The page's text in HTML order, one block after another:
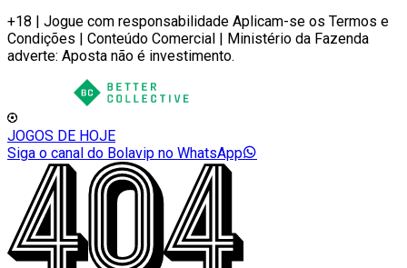
+18 | Jogue com responsabilidade Aplicam-se os Termos e
Condições | Conteúdo Comercial | Ministério da Fazenda
adverte: Aposta não é investimento.
JOGOS DE HOJE
Siga o canal do Bolavip no WhatsApp